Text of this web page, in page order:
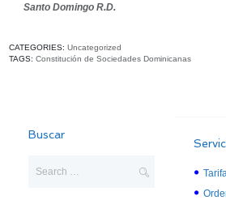
Santo Domingo R.D.
CATEGORIES:
Uncategorized
TAGS:
Constitución de Sociedades Dominicanas
Buscar